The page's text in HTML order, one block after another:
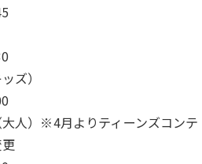
ズ）
人）※4月よりティーンズコンテ